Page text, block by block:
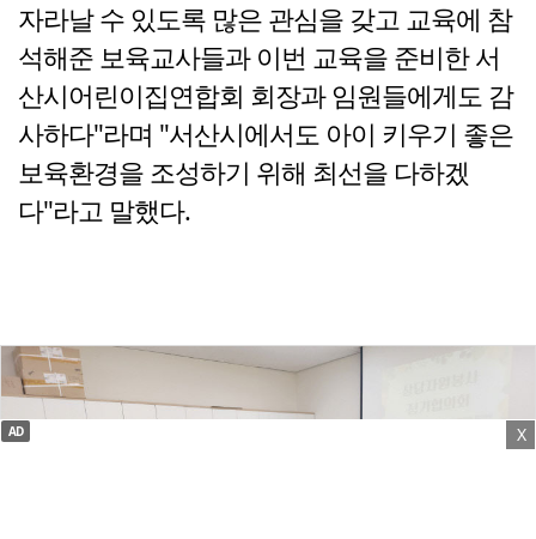
자라날 수 있도록 많은 관심을 갖고 교육에 참
석해준 보육교사들과 이번 교육을 준비한 서
산시어린이집연합회 회장과 임원들에게도 감
사하다"라며 "서산시에서도 아이 키우기 좋은
보육환경을 조성하기 위해 최선을 다하겠
다"라고 말했다.
X
AD